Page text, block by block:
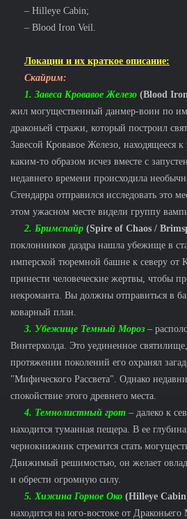
– Hilleye Cabin;
– Blood Iron Veil.
Локации и их краткое описание:
Скайрим:
1. Завеса Кровавое Железо (Blood
жил могущественный данмер-воин по
драконьей стражи, который построил
Завесой Кровавое Железо, находящееся
каким-то образом исчез вместе с
недавнего времени происходила
Стендарра отправился исследовать это
этом ужасном месте видели группу
2. Бримспайр (Spire of Chaos /
поклонников даэдра нашла убежище в
имперской тюремной башне к северу от
принести человеческие жертвы, чтобы
некроманта. Вы должны отправиться в
коварный план.
3. Убежище Темный Мороз–
Винтерхолда. Это уединенное
протяжении поколений его охранял
"Мифического Рассвета". Однако
спокойствие этого древнего места.
4. Темнолистный грот – далеко к
находится туманная пещера. В ее
чернокнижник стремится стать
Движимый решимостью, он желает
и обрести огромную силу.
5. Хижина Горное Око (Hilleye
находится на юго-востоке от